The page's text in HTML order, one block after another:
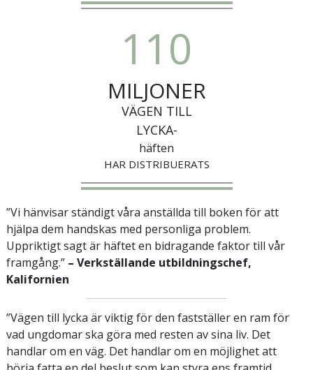
1 10
MILJONER
VÄGEN TILL
LYCKA-
häften
HAR DISTRIBUERATS
”Vi hänvisar ständigt våra anställda till boken för att
hjälpa dem handskas med personliga problem.
Uppriktigt sagt är häftet en bidragande faktor till vår
framgång.” – Verkställande utbildningschef,
Kalifornien
”Vägen till lycka är viktig för den fastställer en ram för
vad ungdomar ska göra med resten av sina liv. Det
handlar om en väg. Det handlar om en möjlighet att